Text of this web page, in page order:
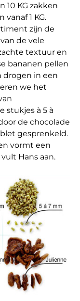
10 KG zakken
1 KG.
zijn de
de vele
textuur en
bananen pellen
drogen in een
we het
stukjes à 5 à
de chocolade
gesprenkeld.
vormt een
Hans aan.